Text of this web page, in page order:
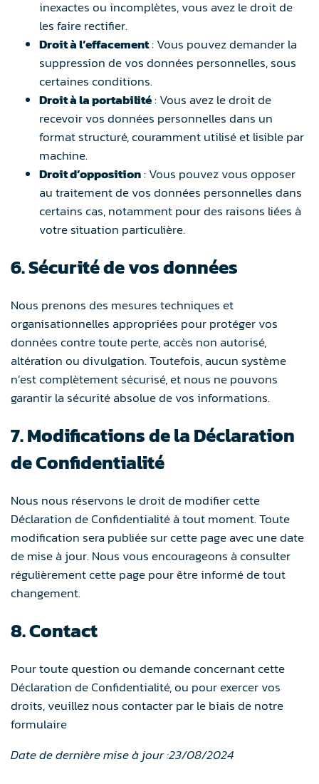
inexactes ou incomplètes, vous avez le droit de
les faire rectifier.
Droit à l’effacement: Vous pouvez demander la
suppression de vos données personnelles, sous
certaines conditions.
Droit à la portabilité: Vous avez le droit de
recevoir vos données personnelles dans un
format structuré, couramment utilisé et lisible par
machine.
Droit d’opposition: Vous pouvez vous opposer
au traitement de vos données personnelles dans
certains cas, notamment pour des raisons liées à
votre situation particulière.
6. Sécurité de vos données
Nous prenons des mesures techniques et
organisationnelles appropriées pour protéger vos
données contre toute perte, accès non autorisé,
altération ou divulgation. Toutefois, aucun système
n’est complètement sécurisé, et nous ne pouvons
garantir la sécurité absolue de vos informations.
7. Modifications de la Déclaration
de Confidentialité
Nous nous réservons le droit de modifier cette
Déclaration de Confidentialité à tout moment. Toute
modification sera publiée sur cette page avec une date
de mise à jour. Nous vous encourageons à consulter
régulièrement cette page pour être informé de tout
changement.
8. Contact
Pour toute question ou demande concernant cette
Déclaration de Confidentialité, ou pour exercer vos
droits, veuillez nous contacter par le biais de notre
formulaire
Date de dernière mise à jour :23/08/2024